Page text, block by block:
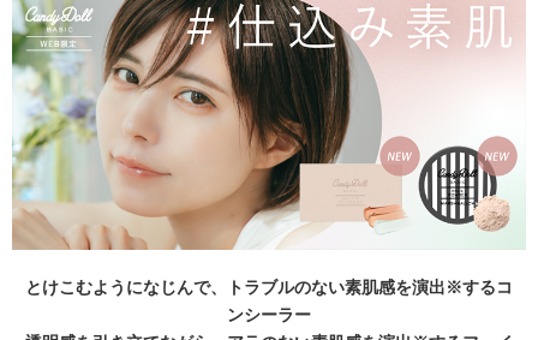
とけこむようになじんで、トラブルのない素肌感を演出※するコ
ンシーラー